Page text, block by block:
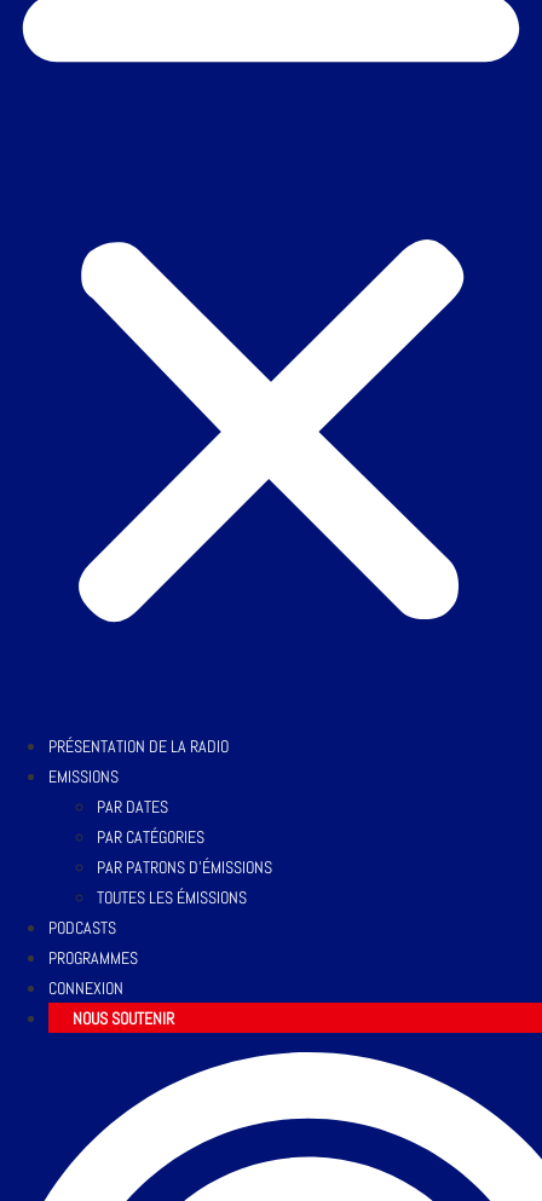
PRÉSENTATION DE LA RADIO
EMISSIONS
PAR DATES
PAR CATÉGORIES
PAR PATRONS D’ÉMISSIONS
TOUTES LES ÉMISSIONS
PODCASTS
PROGRAMMES
CONNEXION
NOUS SOUTENIR